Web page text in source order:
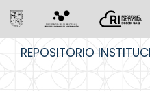
REPOSITORIO